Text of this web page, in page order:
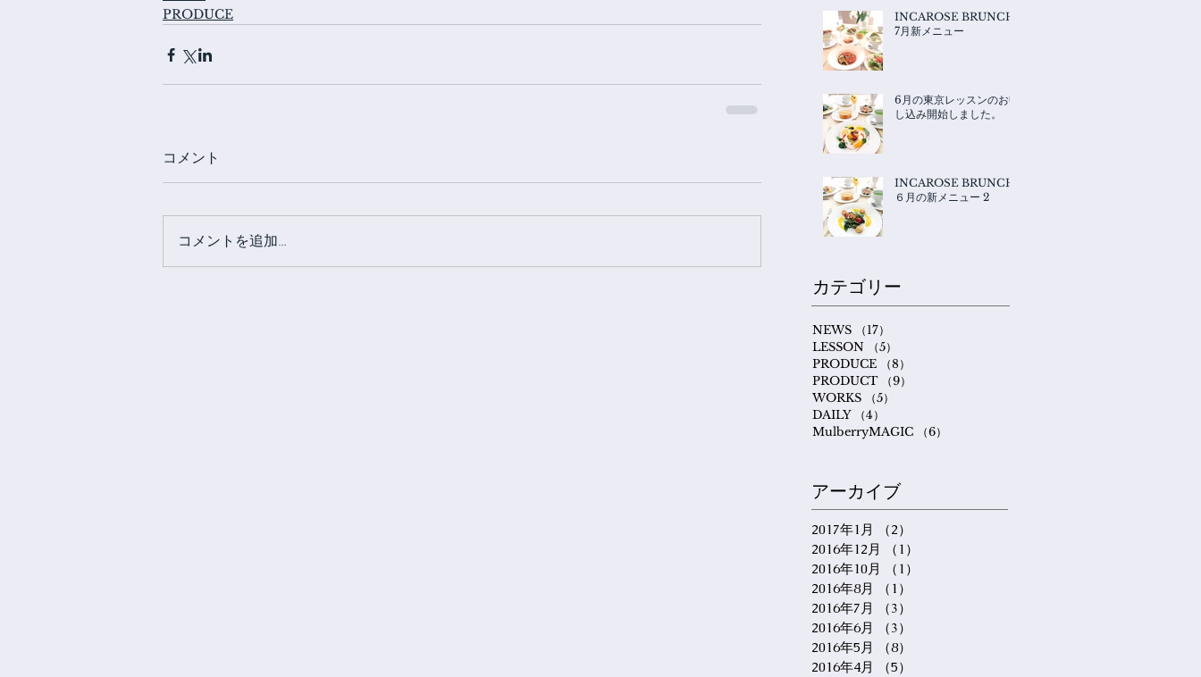
INCAROSE BRUNCH
7月新メニュー
6月の東京レッスンのお申
し込み開始しました。
INCAROSE BRUNCH
６月の新メニュー 2
カテゴリー
NEWS （17）
LESSON
（5）
PRODUCE
（8）
PRODUCT
（9）
WORKS
（5）
DAILY
（4）
MulberryMAGIC
（6）
アーカイブ
2017年1月 （2）
2016年12月
（1）
2016年10月
（1）
2016年8月
（1）
2016年7月
（3）
2016年6月
（3）
2016年5月
（8）
2016年4月
（5）
PRODUCE
コメント
コメントを追加…